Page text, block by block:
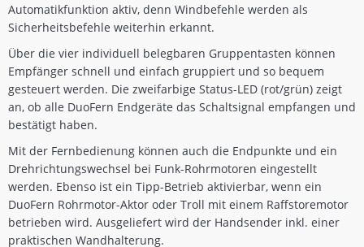
Automatikfunktion aktiv, denn Windbefehle werden als
Sicherheitsbefehle weiterhin erkannt.
Über die vier individuell belegbaren Gruppentasten können
Empfänger schnell und einfach gruppiert und so bequem
gesteuert werden. Die zweifarbige Status-LED (rot/grün) zeigt
an, ob alle DuoFern Endgeräte das Schaltsignal empfangen und
bestätigt haben.
Mit der Fernbedienung können auch die Endpunkte und ein
Drehrichtungswechsel bei Funk-Rohrmotoren eingestellt
werden. Ebenso ist ein Tipp-Betrieb aktivierbar, wenn ein
DuoFern Rohrmotor-Aktor oder Troll mit einem Raffstoremotor
betrieben wird. Ausgeliefert wird der Handsender inkl. einer
praktischen Wandhalterung.